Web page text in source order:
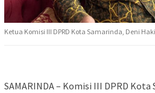
Ketua Komisi III DPRD Kota Samarinda, Deni
SAMARINDA – Komisi III DPRD